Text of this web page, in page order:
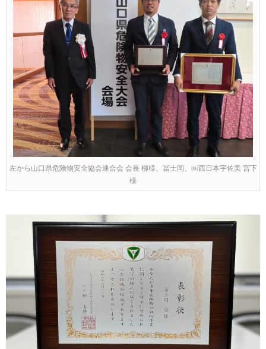
左から山口県危険物安全協会連合会 会長 柳様、冨士岡、㈱西日本宇佐美 宮下
様